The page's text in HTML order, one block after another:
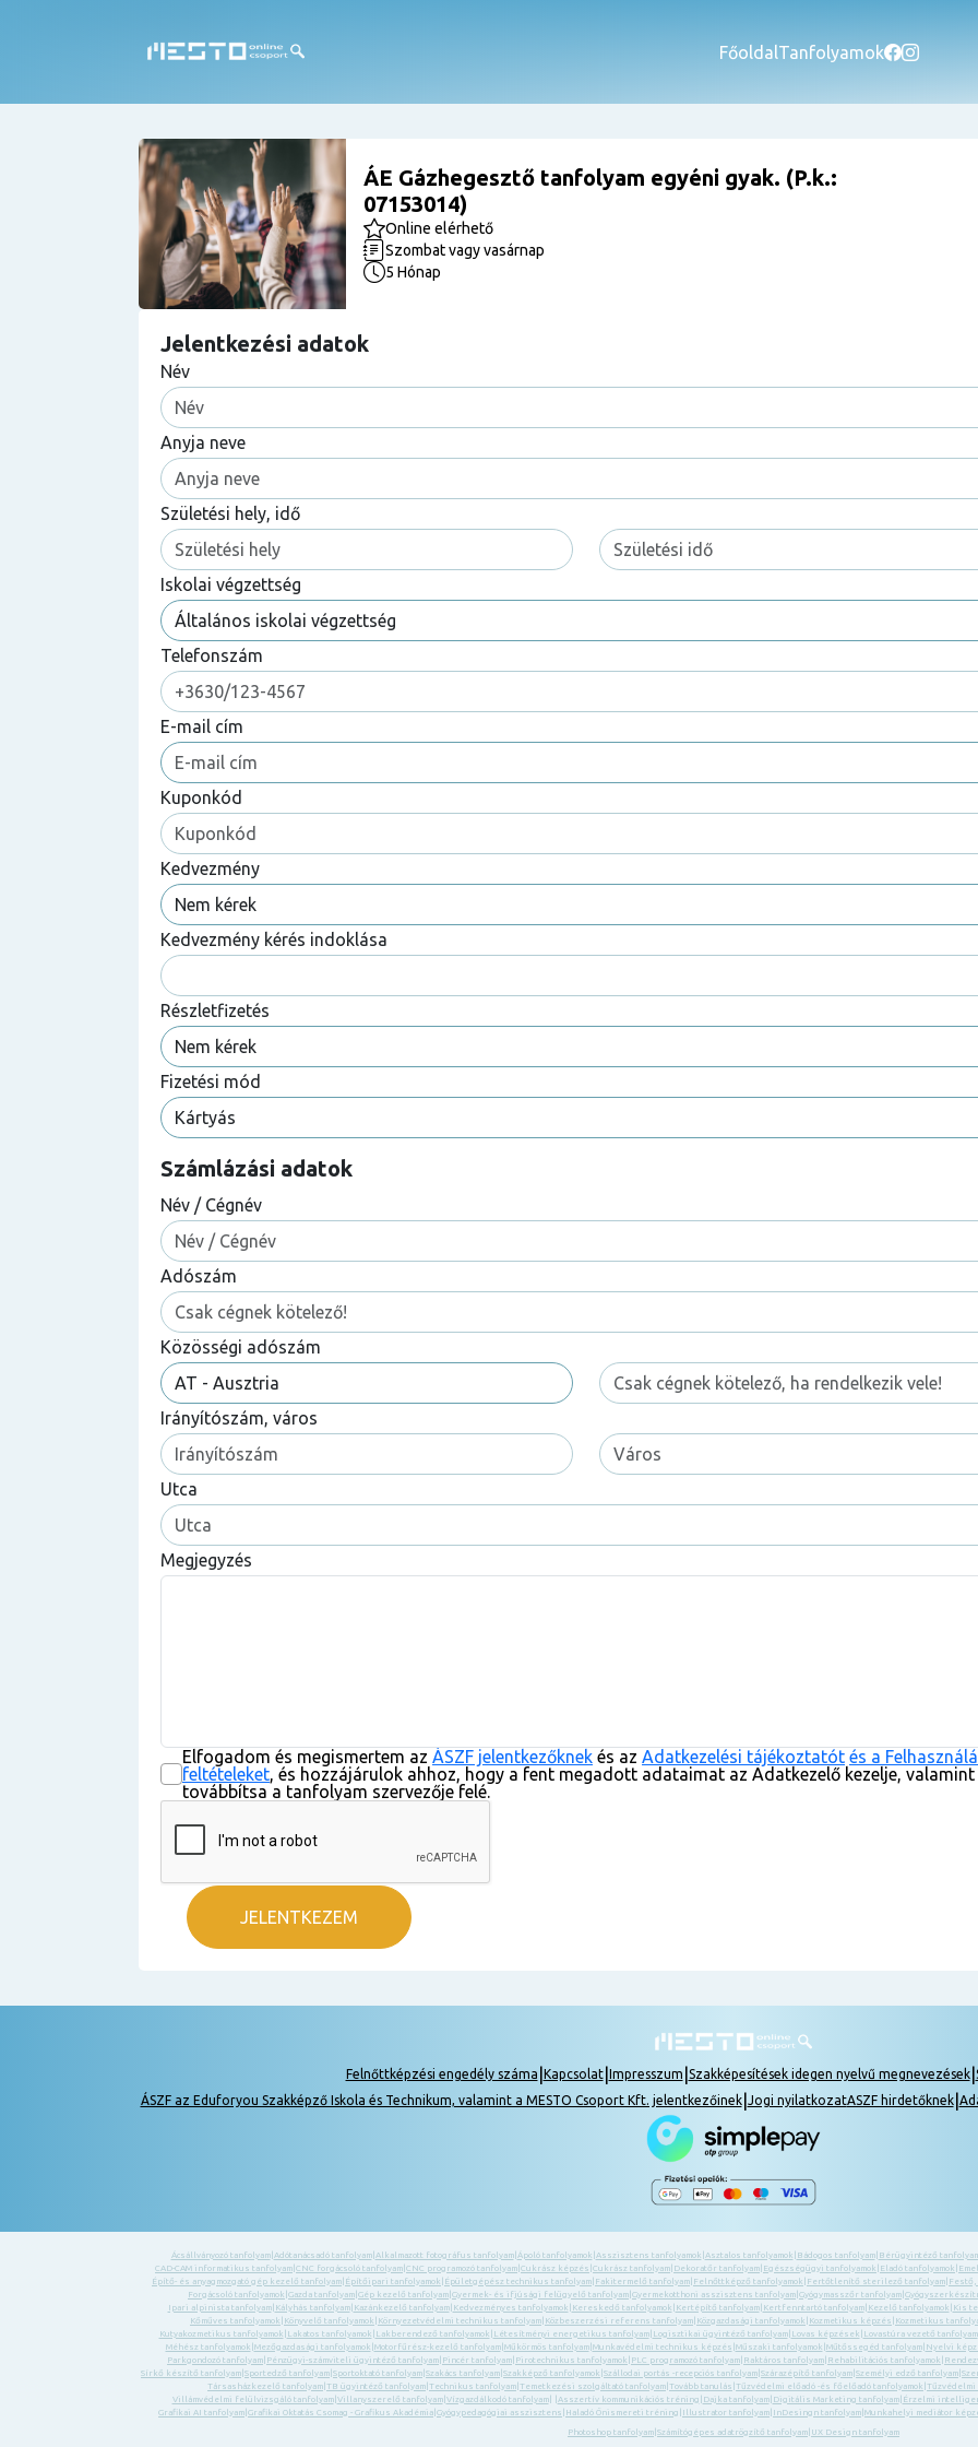
Főoldal Tanfolyamok
ÁE Gázhegesztő tanfolyam egyéni gyak. (P.k.:
07153014)
Online elérhető
Szombat vagy vasárnap
5 Hónap
Jelentkezési adatok
Név
Anyja neve
Születési hely, idő
Iskolai végzettség
Telefonszám
E-mail cím
Kuponkód
Kedvezmény
Kedvezmény kérés indoklása
Részletfizetés
Fizetési mód
Számlázási adatok
Név / Cégnév
Adószám
Közösségi adószám
Irányítószám, város
Utca
Megjegyzés
Elfogadom és megismertem az ÁSZF jelentkezőknek és az Adatkezelési tájékoztatót és a
feltételeket, és hozzájárulok ahhoz, hogy a fent megadott adataimat az Adatkezelő kezelje, valamint
továbbítsa a tanfolyam szervezője felé.
Felnőttképzési engedély száma Kapcsolat| Impresszum Szakképesítések idegen nyelvű megnevezések|
ÁSZF az Eduforyou Szakképző Iskola és Technikum, valamint a MESTO Csoport Kft. jelentkezőinek| Jogi nyilatkozatASZF hirdetőknek|
Ácsállványozó tanfolyam| Adótanácsadó tanfolyam| Alkalmazott fotográfus tanfolyam| Ápoló tanfolyamok Asszisztens tanfolyamok Asztalos tanfolyamok Bádogos tanfolyam| Bérügyintéző
CAD-CAM informatikus tanfolyam CNC forgácsoló tanfolyam CNC programozó tanfolyam Cukrász képzés Cukrász tanfolyam Dekoratőr tanfolyam Egészségügyi tanfolyamok Eladó tanfolyamok
Építő- és anyagmozgató gép kezelő tanfolyam Építőipari tanfolyamok Épületgépész technikus tanfolyam Fakitermelő tanfolyam Felnőttképző tanfolyamok Fertőtlenítő sterilező tanfolyam Festő,
Forgácsoló tanfolyamok Gazda tanfolyam Gép kezelő tanfolyam Gyermek- és ifjúsági felügyelő tanfolyam Gyermekotthoni asszisztens tanfolyam Gyógymasszőr tanfolyam
Ipari alpinista tanfolyam| Kályhás tanfolyam| Kazánkezelő tanfolyam| Kedvezményes tanfolyamok Kereskedő tanfolyamok Kertépítő tanfolyam| Kertfenntartó tanfolyam| Kezelő tanfolyamok Kis
Kőműves tanfolyamok Könyvelő tanfolyamok Környezetvédelmi technikus tanfolyam Közbeszerzési referens tanfolyam Közgazdasági tanfolyamok Kozmetikus képzés Kozmetikus
Kutyakozmetikus tanfolyamok Lakatos tanfolyamok Lakberendező tanfolyamok Létesítményi energetikus tanfolyam| Logisztikai ügyintéző tanfolyam| Lovas képzések Lovastúra vezető tanfolyam
Méhész tanfolyamok Mezőgazdasági tanfolyamok Motorfűrész-kezelő tanfolyam| Műkörmös tanfolyam| Munkavédelmi technikus képzés Műszaki tanfolyamok Műtőssegéd tanfolyam| Nyelvi
Parkgondozó tanfolyam Pénzügyi-számviteli ügyintéző tanfolyam Pincér tanfolyam Pirotechnikus tanfolyamok PLC programozó tanfolyam Raktáros tanfolyam Rehabilitációs tanfolyamok
Sírkő készítő tanfolyam Sportedző tanfolyam Sportoktató tanfolyam Szakács tanfolyam Szakképző tanfolyamok Szállodai portás -recepciós tanfolyam Szárazépítő tanfolyam Személyi edző tanfolyam
Társasházkezelő tanfolyam TB ügyintéző tanfolyam Technikus tanfolyam Temetkezési szolgáltató tanfolyam Tovább tanulás Tűzvédelmi előadó -és főelőadó tanfolyamok
Villámvédelmi felülvizsgáló tanfolyam| Villanyszerelő tanfolyam| Vízgazdálkodó tanfolyam| | Asszertív kommunikációs tréning Dajka tanfolyam| Digitális Marketing tanfolyam| Érzelmi
Grafikai AI tanfolyam Grafikai Oktatás Csomag - Grafikus Akadémia Gyógypedagógiai asszisztens Haladó Önismereti tréning Illustrator tanfolyam InDesingn tanfolyam Munkahelyi mediátor
Photoshop tanfolyam Számítógépes adatrögzítő tanfolyam UX Design tanfolyam